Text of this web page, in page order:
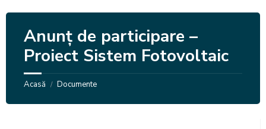
Anunț de participare –
Proiect Sistem Fotovoltaic
Acasă / Documente